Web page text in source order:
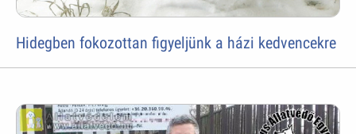
Hidegben fokozottan figyeljünk a házi kedvencekre